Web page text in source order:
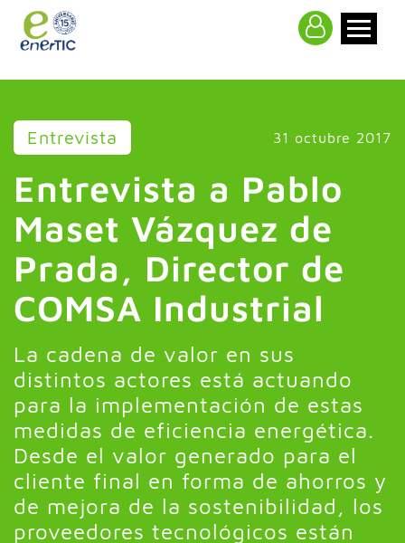
Entrevista 31 octubre 2017
Entrevista a Pablo
Maset Vázquez de
Prada, Director de
COMSA Industrial
La cadena de valor en sus
distintos actores está actuando
para la implementación de estas
medidas de eficiencia energética.
Desde el valor generado para el
cliente final en forma de ahorros y
de mejora de la sostenibilidad, los
proveedores tecnológicos están